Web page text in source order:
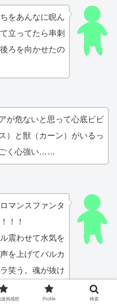
をあんなに睨ん
立ってたら串刺
ろを向かせたの
が危ないと思って心底ビビ
）と獣（カーン）がいるっ
く心強い……
マンスファンタ
！！
震わせて水気を
を上げてバルカ
笑う。魂が抜け
ルカスが、ふと
の妻の目、唇、
漫画感想 Profile 検索